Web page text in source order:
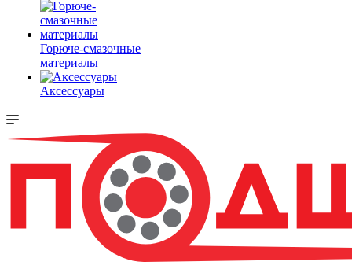
Горюче-смазочные
материалы
Аксессуары